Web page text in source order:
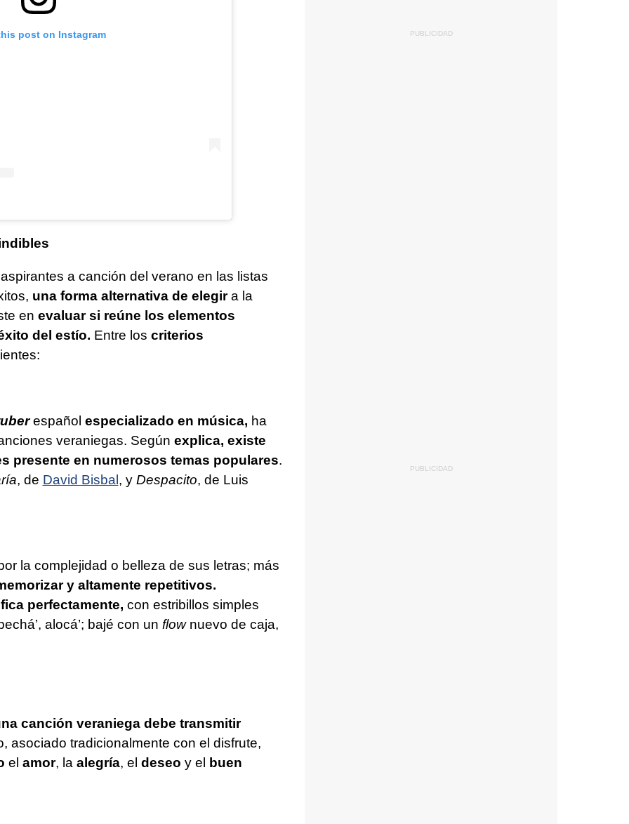
post on Instagram
a canción del verano en las listas
una forma alternativa de elegira la
en evaluar si reúne los elementos
del estío. Entre los criterios
español especializado en música, ha
veraniegas. Según explica, existe
presente en numerosos temas populares.
, de David Bisbal , y Despacito, de Luis
la complejidad o belleza de sus letras; más
y altamente repetitivos.
perfectamente, con estribillos simples
alocá’; bajé con un flownuevo de caja,
canción veraniega debe transmitir
asociado tradicionalmente con el disfrute,
el amor, la alegría, el deseo y el buen